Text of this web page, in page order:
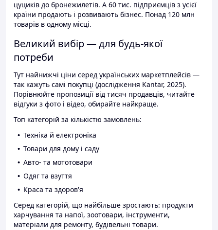
цуциків до бронежилетів. А 60 тис. підприємців з усієї
країни продають і розвивають бізнес. Понад 120 млн
товарів в одному місці.
Великий вибір — для будь-якої
потреби
Тут найнижчі ціни серед українських маркетплейсів —
так кажуть самі покупці (дослідження Kantar, 2025).
Порівнюйте пропозиції від тисяч продавців, читайте
відгуки з фото і відео, обирайте найкраще.
Топ категорій за кількістю замовлень:
Техніка й електроніка
Товари для дому і саду
Авто- та мототовари
Одяг та взуття
Краса та здоров'я
Серед категорій, що найбільше зростають: продукти
харчування та напої, зоотовари, інструменти,
матеріали для ремонту, будівельні товари.